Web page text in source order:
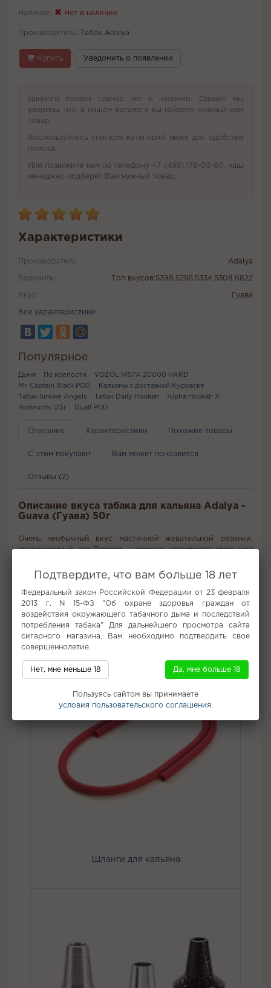
Наличие: Нет в наличии
Производитель: Табак Adalya
Купить Уведомить о появлении
Данного товара сейчас нет в наличии. Однако мы
уверены, что в нашем каталоге вы найдете нужный вам
товар.
Воспользуйтесь списком категорий ниже для удобства
поиска.
Или позвоните нам по телефону +7 (495) 178-03-60, наш
менеджер подберет Вам нужный товар.
Характеристики
Производитель Adalya
Варианты Топ вкусов:5398,5295,5334,5308,6822
Вкус Гуава
Все характеристики
Популярное
Дыня По крепости
VOZOL VISTA 20000 HARD
Mr. Captain Black POD
Кальяны с доставкой Куровске
Табак Smoke Angels
Табак Daily Hookah
Alpha Hookah X
Trofimoffs 125г
Duall POD
Описание Характеристики Похожие товары
С этим покупают Вам может понравится
Отзывы (2)
Описание вкуса табака для кальяна Adalya -
Guava (Гуава) 50г
Очень необычный вкус мастичной жевательной резинки,
традиционный для Турции - немного напоминает хвою или
Вкус: Гуава
Все вкусы табака для кальяна Adalya
Не забудьте купить
Шланги для кальяна
Подтвердите, что вам больше 18 лет
Федеральный закон Российской Федерации от 23 февраля
2013 г. N 15-ФЗ "Об охране здоровья граждан от
воздействия окружающего табачного дыма и последствий
потребления табака" Для дальнейшего просмотра сайта
сигарного магазина, Вам необходимо подтвердить свое
совершеннолетие.
Нет, мне меньше 18 Да, мне больше 18
Пользуясь сайтом вы принимаете
условия пользовательского соглашения.